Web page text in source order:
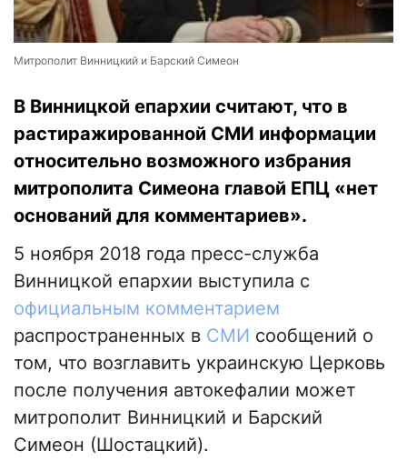
Митрополит Винницкий и Барский Симеон
В Винницкой епархии считают, что в
растиражированной СМИ информации
относительно возможного избрания
митрополита Симеона главой ЕПЦ «нет
оснований для комментариев».
5 ноября 2018 года пресс-служба
Винницкой епархии выступила с
официальным комментарием
распространенных в СМИ сообщений о
том, что возглавить украинскую Церковь
после получения автокефалии может
митрополит Винницкий и Барский
Симеон (Шостацкий).